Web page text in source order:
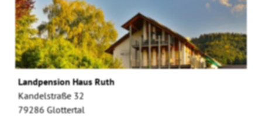
Landpension Haus Ruth
Kandelstraße 32
79286 Glottertal